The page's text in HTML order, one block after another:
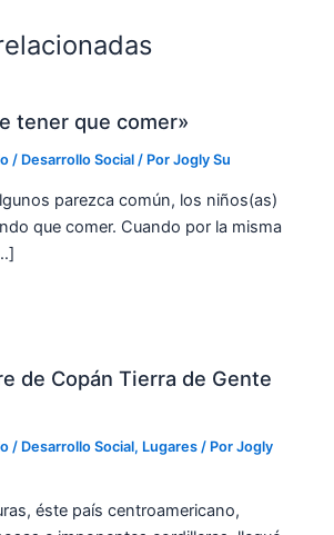
tener que comer»
/ Desarrollo Social / PorJogly Su
parezca común, los niños(as)
que comer. Cuando por la misma
de Copán Tierra de Gente
/ Desarrollo Social, Lugares / PorJogly
éste país centroamericano,